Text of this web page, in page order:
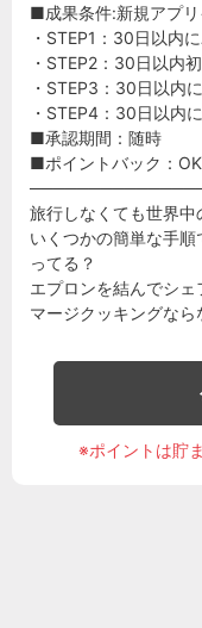
■成果条件:新規アプ
・STEP1：30日以内
・STEP2：30日以内
・STEP3：30日以内
・STEP4：30日以内
■承認期間：随時
■ポイントバック：OK
旅行しなくても世界中
いくつかの簡単な手
ってる？
エプロンを結んでシェ
マージクッキングなら
※ポイントは貯